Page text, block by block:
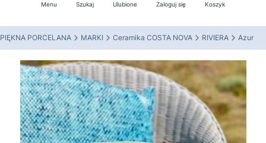
Menu Szukaj Ulubione Zaloguj się Koszyk
PIĘKNA PORCELANA MARKI Ceramika COSTA NOVA RIVIERA Azur